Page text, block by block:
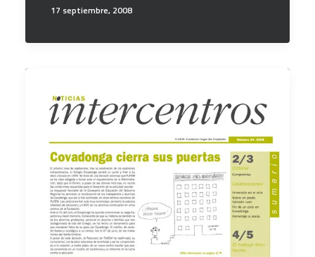
17 septiembre, 2008